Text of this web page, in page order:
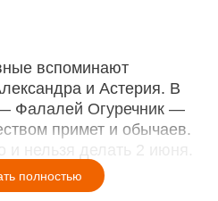
вспоминают
и Астерия. В
Фалалей Огуречник —
примет и обычаев.
и нельзя делать 2 июня.
полностью